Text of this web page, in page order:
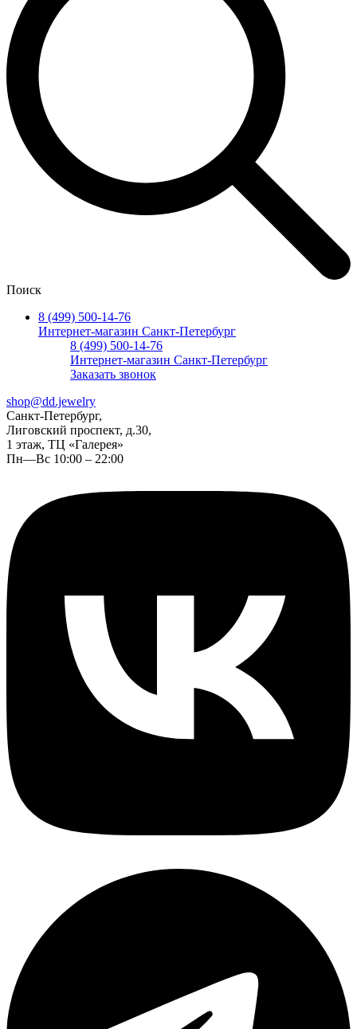
Поиск
8 (499) 500-14-76
Интернет-магазин Санкт-Петербург
8 (499) 500-14-76
Интернет-магазин Санкт-Петербург
Заказать звонок
shop@dd.jewelry
Санкт-Петербург,
Лиговский проспект, д.30,
1 этаж, ТЦ «Галерея»
Пн—Вс 10:00 – 22:00